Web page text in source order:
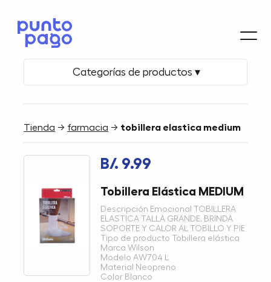
Categorías de productos ▾
Tienda → farmacia → tobillera elastica medium
B/. 9.99
Tobillera Elástica MEDIUM
Descripción Emocional TOBILLERA
ELASTICA TALLA GRANDE, BRINDA
SOPORTE Y CALOR AL TOBILLO Y PIE
Tipo de producto Tobillera elástica
Marca Wilson
Modelo AW704 L
Material Neopreno
Color Blanco